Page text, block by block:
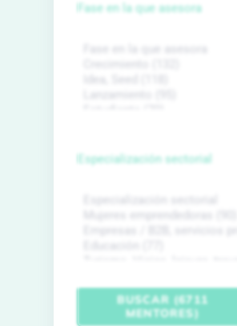
Fase en la que asesora
Especialización sectorial
BUSCAR (6711
MENTORES)